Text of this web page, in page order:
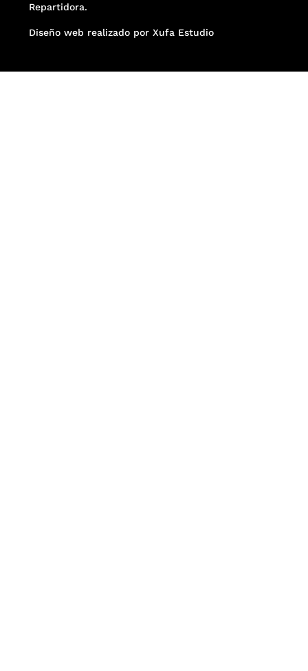
Repartidora.
Diseño web realizado por Xufa Estudio